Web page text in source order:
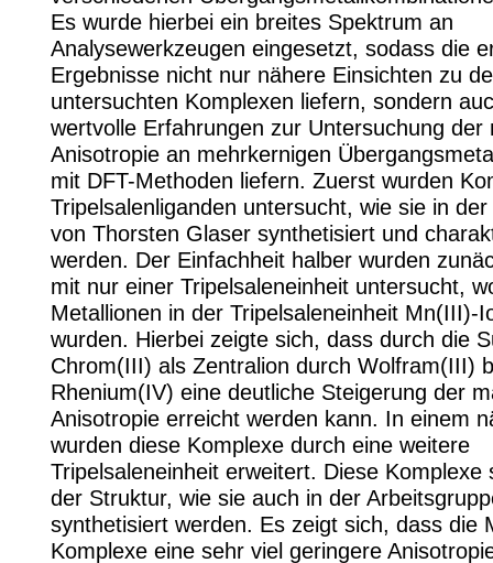
Es wurde hierbei ein breites Spektrum an
Analysewerkzeugen eingesetzt, sodass die
Ergebnisse nicht nur nähere Einsichten zu
untersuchten Komplexen liefern, sondern
wertvolle Erfahrungen zur Untersuchung der
Anisotropie an mehrkernigen
mit DFT-Methoden liefern. Zuerst wurden
Tripelsalenliganden untersucht, wie sie in
von Thorsten Glaser synthetisiert und
werden. Der Einfachheit halber wurden
mit nur einer Tripelsaleneinheit untersucht,
Metallionen in der Tripelsaleneinheit Mn(III)-
wurden. Hierbei zeigte sich, dass durch die
Chrom(III) als Zentralion durch Wolfram(III)
Rhenium(IV) eine deutliche Steigerung der
Anisotropie erreicht werden kann. In einem
wurden diese Komplexe durch eine weitere
Tripelsaleneinheit erweitert. Diese Komplexe
der Struktur, wie sie auch in der
synthetisiert werden. Es zeigt sich, dass die
Komplexe eine sehr viel geringere